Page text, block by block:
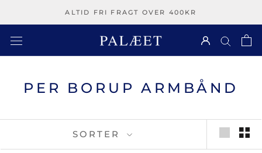
ALTID FRI FRAGT OVER 400KR
PER BORUP ARMBÅND
SORTER